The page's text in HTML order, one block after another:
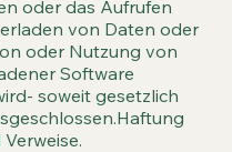
oder das Aufrufen
von Daten oder
oder Nutzung von
Software
soweit gesetzlich